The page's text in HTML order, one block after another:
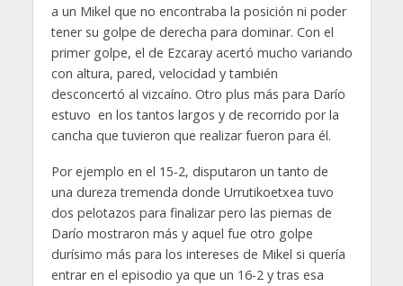
a un Mikel que no encontraba la posición ni poder
tener su golpe de derecha para dominar. Con el
primer golpe, el de Ezcaray acertó mucho variando
con altura, pared, velocidad y también
desconcertó al vizcaíno. Otro plus más para Darío
estuvo en los tantos largos y de recorrido por la
cancha que tuvieron que realizar fueron para él.
Por ejemplo en el 15-2, disputaron un tanto de
una dureza tremenda donde Urrutikoetxea tuvo
dos pelotazos para finalizar pero las piernas de
Darío mostraron más y aquel fue otro golpe
durísimo más para los intereses de Mikel si quería
entrar en el episodio ya que un 16-2 y tras esa